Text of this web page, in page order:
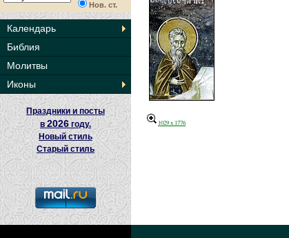
Нов. ст.
Календарь
Библия
Молитвы
Иконы
Праздники и посты
в2026 году.
Новый стиль
Старый стиль
1029 x 1776